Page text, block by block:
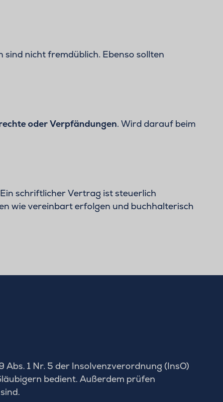
nicht fremdüblich. Ebenso sollten
oder Verpfändungen. Wird darauf beim
schriftlicher Vertrag ist steuerlich
wie vereinbart erfolgen und buchhalterisch
1 Nr. 5 der Insolvenzverordnung (InsO)
bedient. Außerdem prüfen